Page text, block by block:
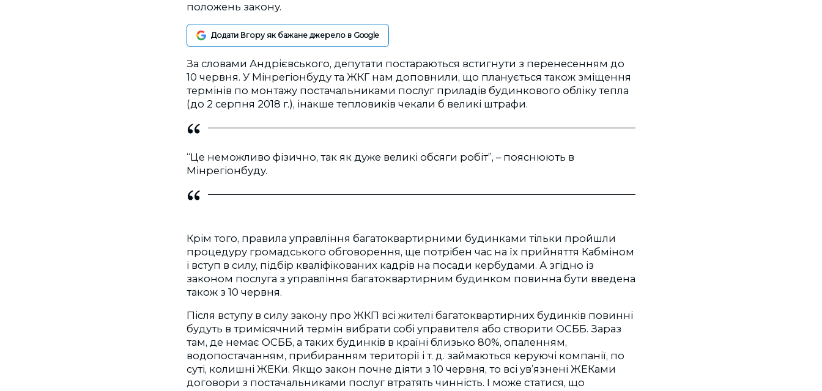
положень закону.
Додати Вгору як бажане джерело в Google
За словами Андрієвського, депутати постараються встигнути з перенесенням до
10 червня. У Мінрегіонбуду та ЖКГ нам доповнили, що планується також зміщення
термінів по монтажу постачальниками послуг приладів будинкового обліку тепла
(до 2 серпня 2018 г.), інакше тепловиків чекали б великі штрафи.
“Це неможливо фізично, так як дуже великі обсяги робіт”, – пояснюють в
Мінрегіонбуду.
Крім того, правила управління багатоквартирними будинками тільки пройшли
процедуру громадського обговорення, ще потрібен час на їх прийняття Кабміном
і вступ в силу, підбір кваліфікованих кадрів на посади кербудами. А згідно із
законом послуга з управління багатоквартирним будинком повинна бути введена
також з 10 червня.
Після вступу в силу закону про ЖКП всі жителі багатоквартирних будинків повинні
будуть в тримісячний термін вибрати собі управителя або створити ОСББ. Зараз
там, де немає ОСББ, а таких будинків в країні близько 80%, опаленням,
водопостачанням, прибиранням території і т. д. займаються керуючі компанії, по
суті, колишні ЖЕКи. Якщо закон почне діяти з 10 червня, то всі ув’язнені ЖЕКами
договори з постачальниками послуг втратять чинність. І може статися, що